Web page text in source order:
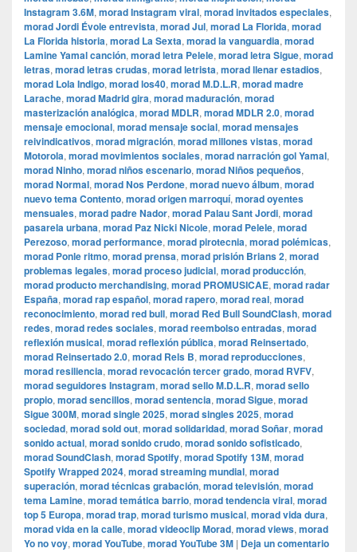
Instagram 3.6M, morad Instagram viral, morad invitados especiales,
morad Jordi Évole entrevista, morad Jul, morad La Florida, morad
La Florida historia, morad La Sexta, morad la vanguardia, morad
Lamine Yamal canción, morad letra Pelele, morad letra Sigue, morad
letras, morad letras crudas, morad letrista, morad llenar estadios,
morad Lola Indigo, morad los40, morad M.D.L.R, morad madre
Larache, morad Madrid gira, morad maduración, morad
masterización analógica, morad MDLR, morad MDLR 2.0, morad
mensaje emocional, morad mensaje social, morad mensajes
reivindicativos, morad migración, morad millones vistas, morad
Motorola, morad movimientos sociales, morad narración gol Yamal,
morad Ninho, morad niños escenario, morad Niños pequeños,
morad Normal, morad Nos Perdone, morad nuevo álbum, morad
nuevo tema Contento, morad origen marroquí, morad oyentes
mensuales, morad padre Nador, morad Palau Sant Jordi, morad
pasarela urbana, morad Paz Nicki Nicole, morad Pelele, morad
Perezoso, morad performance, morad pirotecnia, morad polémicas,
morad Ponle ritmo, morad prensa, morad prisión Brians 2, morad
problemas legales, morad proceso judicial, morad producción,
morad producto merchandising, morad PROMUSICAE, morad radar
España, morad rap español, morad rapero, morad real, morad
reconocimiento, morad red bull, morad Red Bull SoundClash, morad
redes, morad redes sociales, morad reembolso entradas, morad
reflexión musical, morad reflexión pública, morad Reinsertado,
morad Reinsertado 2.0, morad Rels B, morad reproducciones,
morad resiliencia, morad revocación tercer grado, morad RVFV,
morad seguidores Instagram, morad sello M.D.L.R, morad sello
propio, morad sencillos, morad sentencia, morad Sigue, morad
Sigue 300M, morad single 2025, morad singles 2025, morad
sociedad, morad sold out, morad solidaridad, morad Soñar, morad
sonido actual, morad sonido crudo, morad sonido sofisticado,
morad SoundClash, morad Spotify, morad Spotify 13M, morad
Spotify Wrapped 2024, morad streaming mundial, morad
superación, morad técnicas grabación, morad televisión, morad
tema Lamine, morad temática barrio, morad tendencia viral, morad
top 5 Europa, morad trap, morad turismo musical, morad vida dura,
morad vida en la calle, morad videocli‏p Morad, morad views, morad
Yo no voy, morad YouTube, morad YouTube 3M | Deja un comentario